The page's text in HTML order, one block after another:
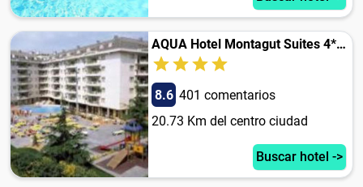
AQUA Hotel Montagut Suites 4*Sup
8.6 401 comentarios
20.73 Km del centro ciudad
Buscar hotel ->